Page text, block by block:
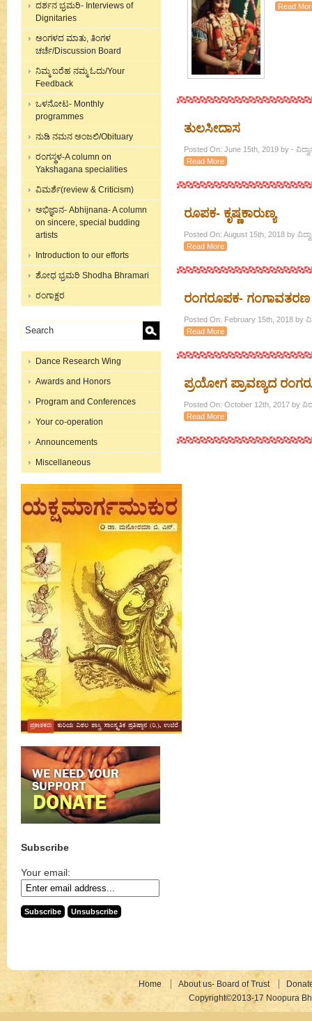
ದರ್ಶನ ಭ್ರಮರಿ- Interviews of
Dignitaries
ಅಂಗಳದ ಮಾತು, ತಿಂಗಳ
ಚರ್ಚೆ/Discussion Board
ನಿಮ್ಮ ಬರೆಹ ನಮ್ಮ ಓದು/Your
Feedback
ಒಳನೋಟ- Monthly
programmes
ನುಡಿ ನಮನ ಅಂಜಲಿ/Obituary
ರಂಗಸ್ಥಳ-A column on
Yakshagana specialities
ವಿಮರ್ಶೆ(review & Criticism)
ಅಭಿಜ್ಞಾನ- Abhijnana- A column
on sincere, special budding
artists
Introduction to our efforts
ಶೋಧ ಭ್ರಮರಿ Shodha Bhramari
ರಂಗಾಕ್ಷರ
Dance Research Wing
Awards and Honors
Program and Conferences
Your co-operation
Announcements
Miscellaneous
Subscribe
Your email:
Read
ತುಲಸೀದಾಸ
Posted On: June 15th, 2019 by -
Read More
ರೂಪಕ- ಕೃಷ್ಣಕಾರುಣ್ಯ
Posted On: August 15th, 2018 by
Read More
ರಂಗರೂಪಕ- ಗಂಗಾವತರಣ
Posted On: February 15th, 2018
Read More
ಪ್ರಯೋಗ ಪ್ರಾವಣ್ಯದ
Posted On: October 12th, 2017 by
Read More
Home About us- Board of Trust
Copyright©2013-17 Noopura